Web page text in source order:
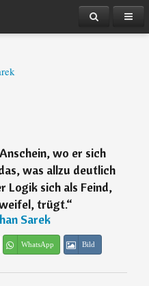
wo er sich
was allzu deutlich
Logik sich als Feind,
trügt.“
Sarek
WhatsApp Bild